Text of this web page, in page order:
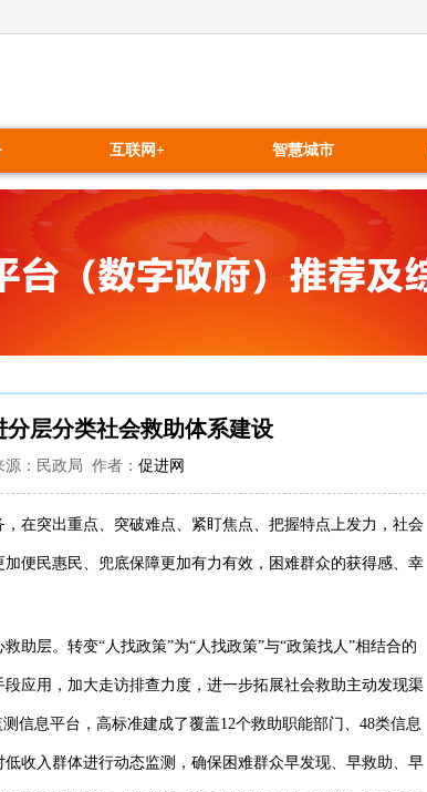
互联网+ 智慧城市
层分类社会救助体系建设
源：民政局 作者： 促进网
突出重点、突破难点、紧盯焦点、把握特点上发力，社会
便民惠民、兜底保障更加有力有效，困难群众的获得感、幸
层。转变“人找政策”为“人找政策”与“政策找人”相结合的
应用，加大走访排查力度，进一步拓展社会救助主动发现渠
信息平台，高标准建成了覆盖12个救助职能部门、48类信息
收入群体进行动态监测，确保困难群众早发现、早救助、早